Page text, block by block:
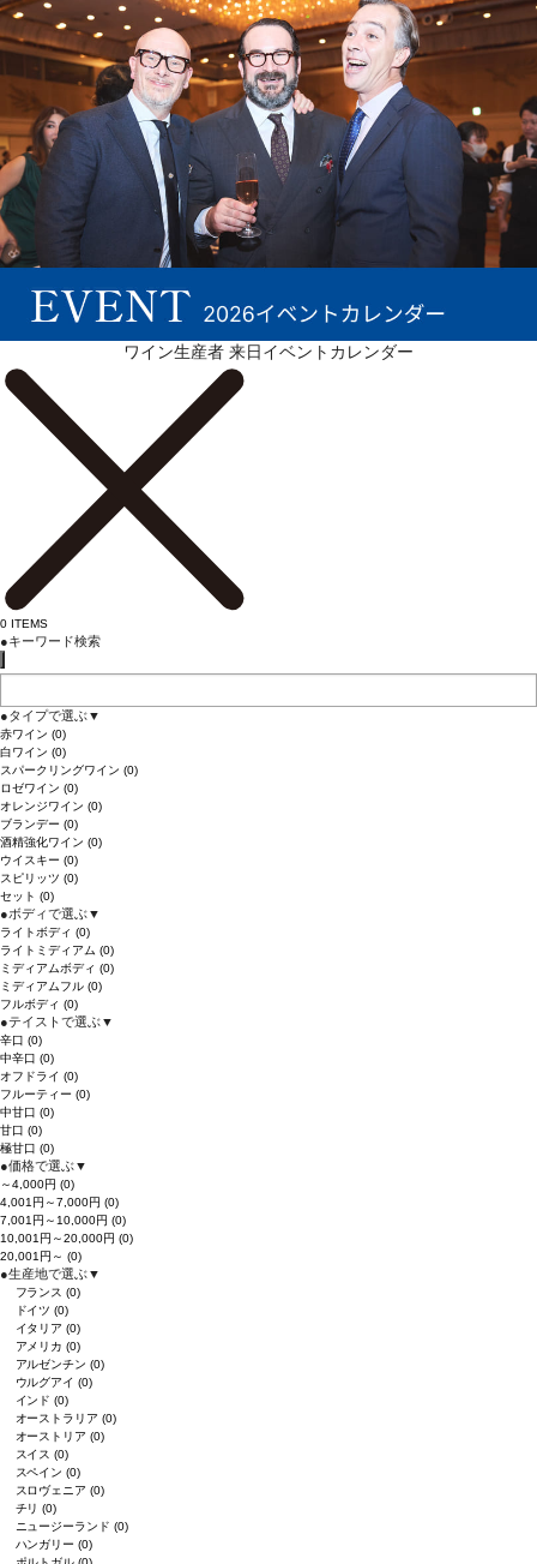
ワイン生産者 来日イベントカレンダー
0 ITEMS
●キーワード検索
●タイプで選ぶ▼
赤ワイン (0)
白ワイン (0)
スパークリングワイン (0)
ロゼワイン (0)
オレンジワイン (0)
ブランデー (0)
酒精強化ワイン (0)
ウイスキー (0)
スピリッツ (0)
セット (0)
●ボディで選ぶ▼
ライトボディ (0)
ライトミディアム (0)
ミディアムボディ (0)
ミディアムフル (0)
フルボディ (0)
●テイストで選ぶ▼
辛口 (0)
中辛口 (0)
オフドライ (0)
フルーティー (0)
中甘口 (0)
甘口 (0)
極甘口 (0)
●価格で選ぶ▼
～4,000円 (0)
4,001円～7,000円 (0)
7,001円～10,000円 (0)
10,001円～20,000円 (0)
20,001円～ (0)
●生産地で選ぶ▼
フランス(0)
ドイツ(0)
イタリア(0)
アメリカ(0)
アルゼンチン(0)
ウルグアイ(0)
インド(0)
オーストラリア(0)
オーストリア(0)
スイス(0)
スペイン(0)
スロヴェニア(0)
チリ(0)
ニュージーランド(0)
ハンガリー(0)